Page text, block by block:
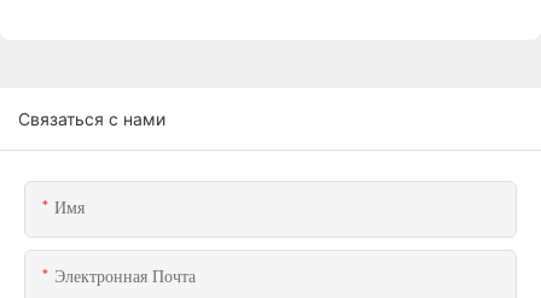
Связаться с нами
Имя
Электронная Почта